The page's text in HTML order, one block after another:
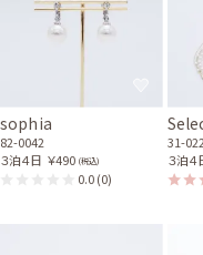
sophia
82-0042
３泊４日 ￥490 (税込)
0.0(0)
31-
３泊４